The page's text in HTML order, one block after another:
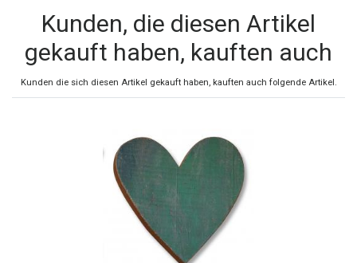
Kunden, die diesen Artikel
gekauft haben, kauften auch
Kunden die sich diesen Artikel gekauft haben, kauften auch folgende Artikel.